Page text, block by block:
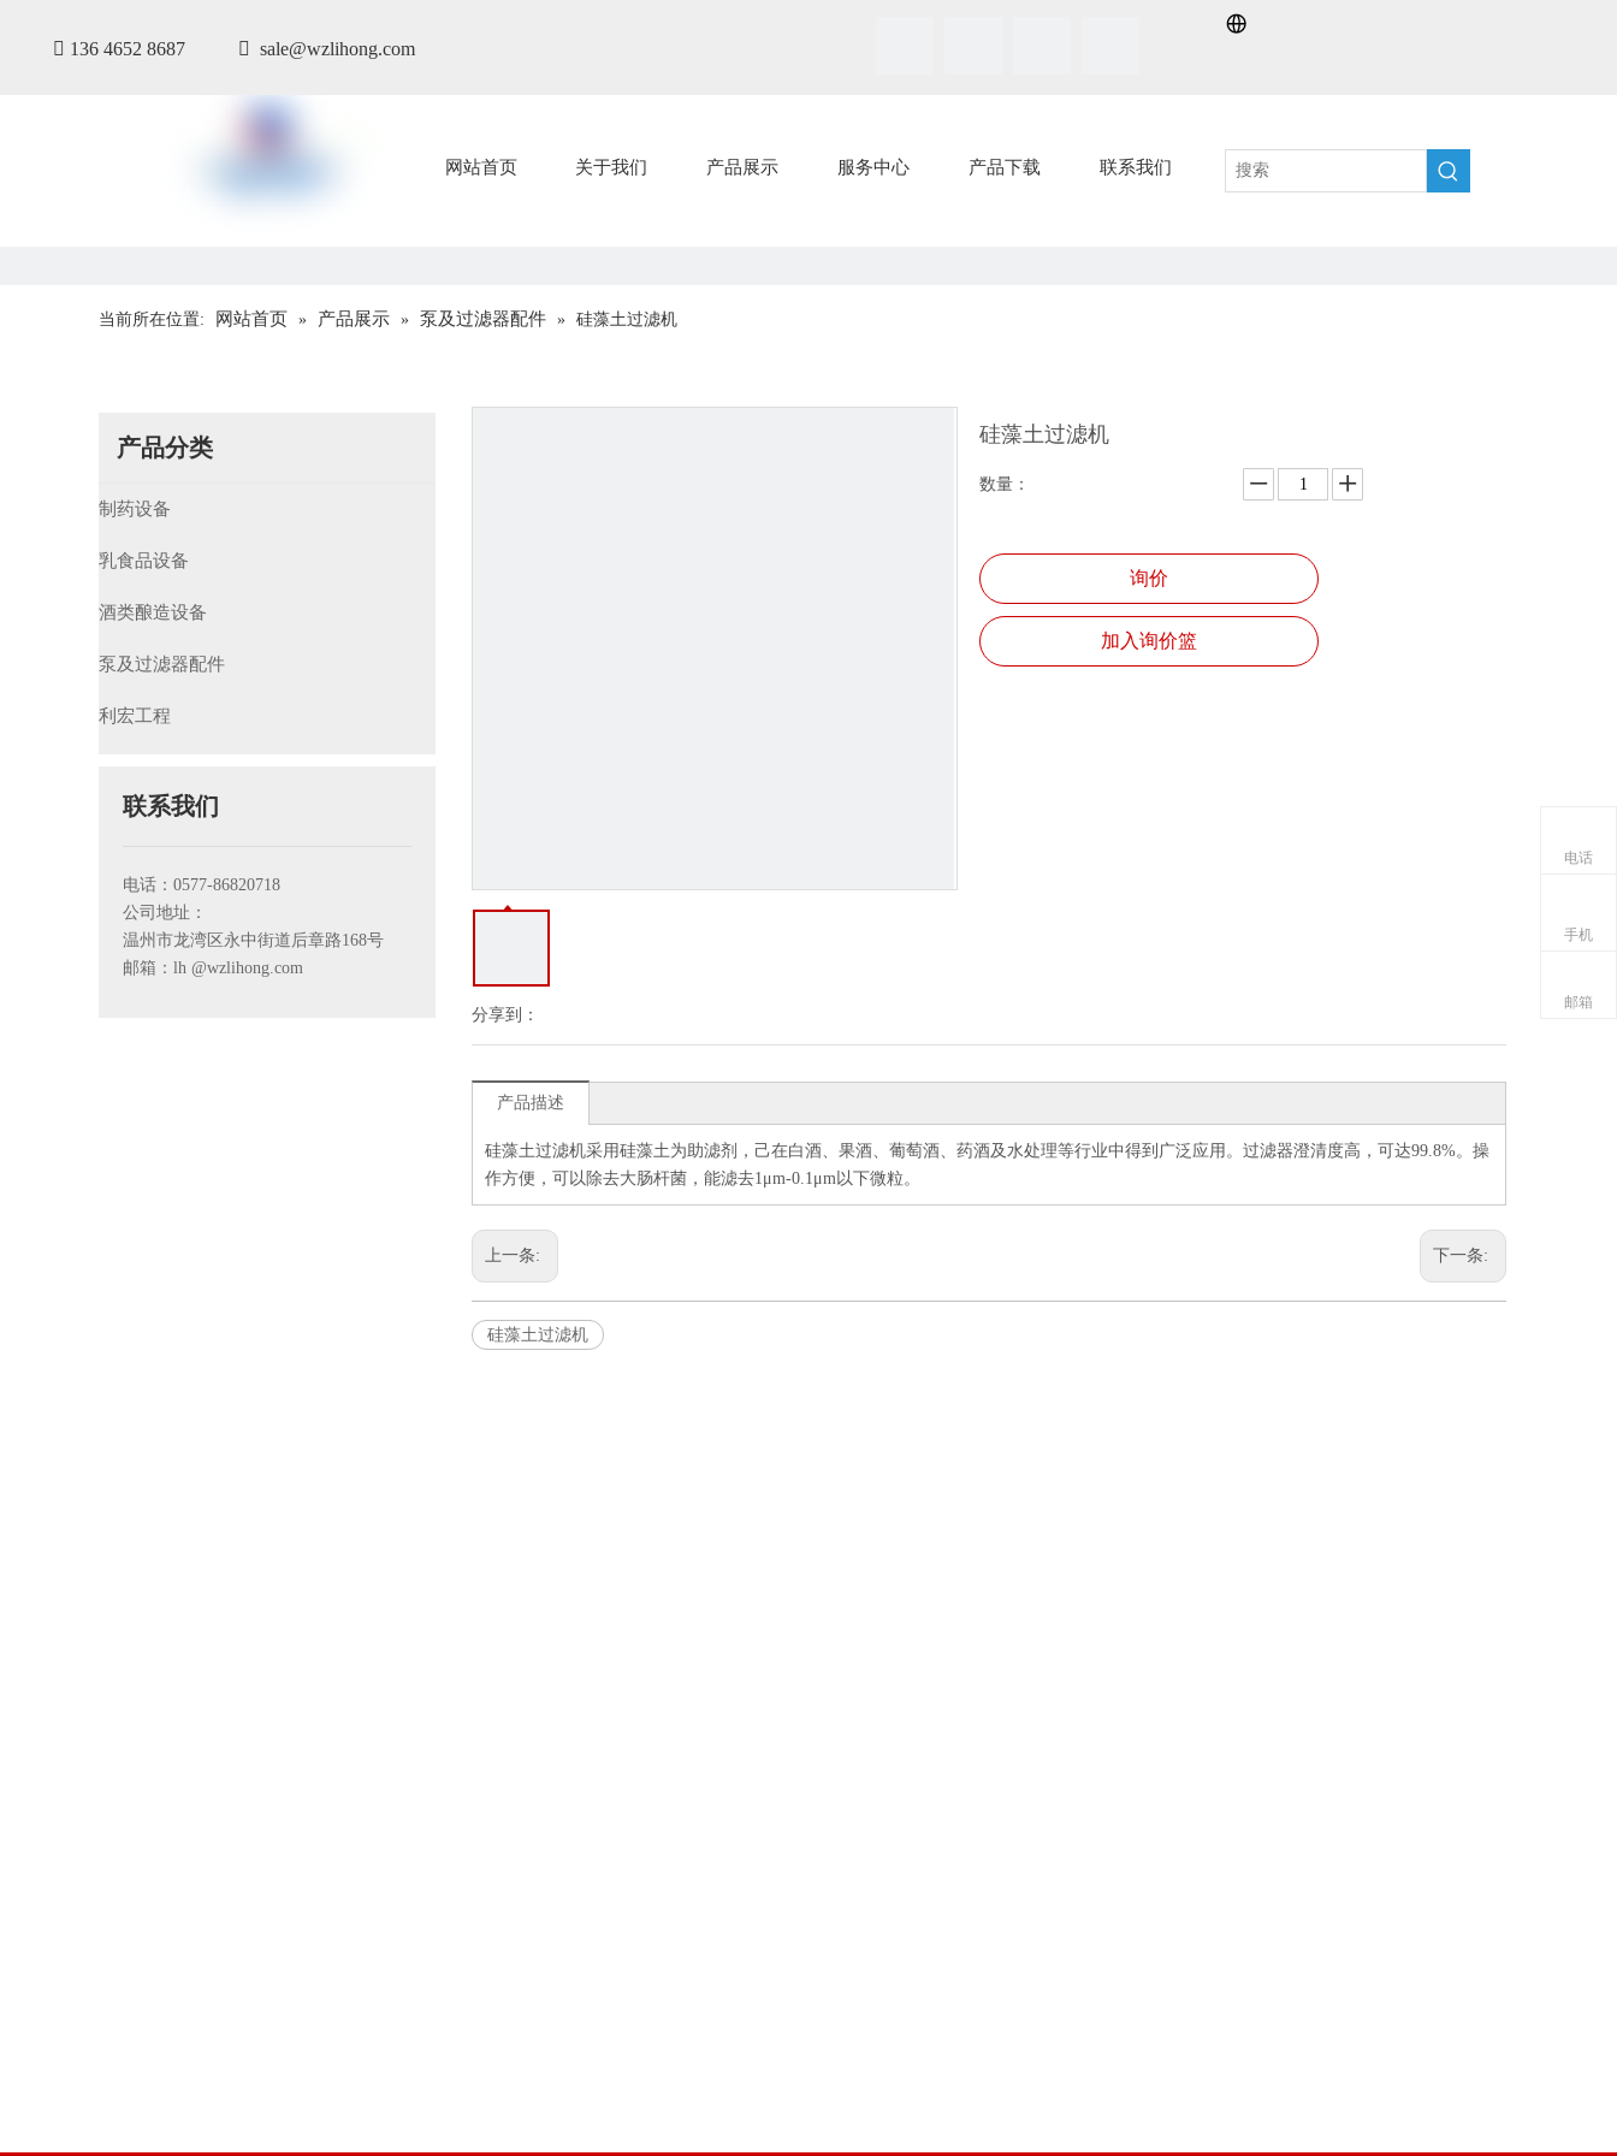
 136 4652 8687  sale@wzlihong.com
网站首页 关于我们 产品展示 服务中心 产品下载 联系我们
当前所在位置: 网站首页 » 产品展示 » 泵及过滤器配件 » 硅藻土过滤机
产品分类
制药设备
乳食品设备
酒类酿造设备
泵及过滤器配件
利宏工程
联系我们
电话：0577-86820718
公司地址：
温州市龙湾区永中街道后章路168号
邮箱：lh @wzlihong.com
分享到：
硅藻土过滤机
数量：
询价
加入询价篮
产品描述
硅藻土过滤机采用硅藻土为助滤剂，己在白酒、果酒、葡萄酒、药酒及水处理等行业中得到广泛应用。过滤器澄清度高，可达99.8%。操
作方便，可以除去大肠杆菌，能滤去1μm-0.1μm以下微粒。
上一条: 下一条:
硅藻土过滤机
电话
手机
邮箱